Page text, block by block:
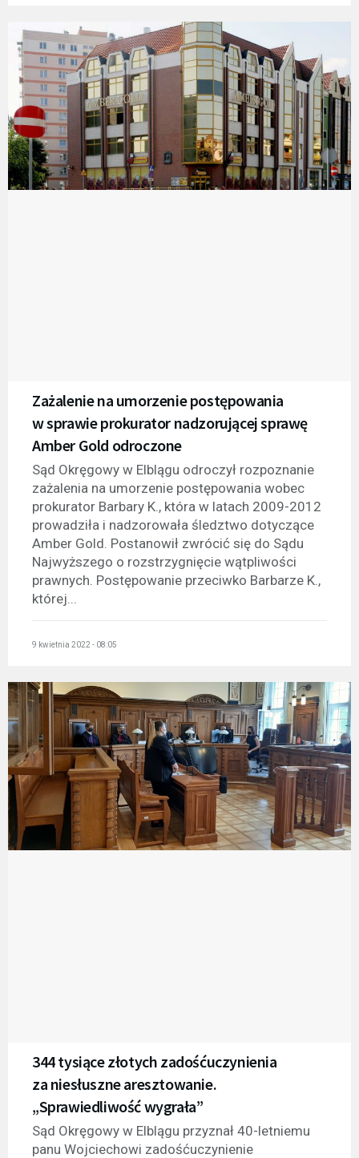
Zażalenie na umorzenie postępowania
w sprawie prokurator nadzorującej sprawę
Amber Gold odroczone
Sąd Okręgowy w Elblągu odroczył rozpoznanie
zażalenia na umorzenie postępowania wobec
prokurator Barbary K., która w latach 2009-2012
prowadziła i nadzorowała śledztwo dotyczące
Amber Gold. Postanowił zwrócić się do Sądu
Najwyższego o rozstrzygnięcie wątpliwości
prawnych. Postępowanie przeciwko Barbarze K.,
której...
9 kwietnia 2022 - 08:05
344 tysiące złotych zadośćuczynienia
za niesłuszne aresztowanie.
„Sprawiedliwość wygrała”
Sąd Okręgowy w Elblągu przyznał 40-letniemu
panu Wojciechowi zadośćuczynienie